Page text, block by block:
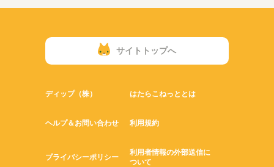
サイトトップへ
ディップ（株） はたらこねっととは
ヘルプ＆お問い合わせ 利用規約
プライバシーポリシー
利用者情報の外部送信に
ついて